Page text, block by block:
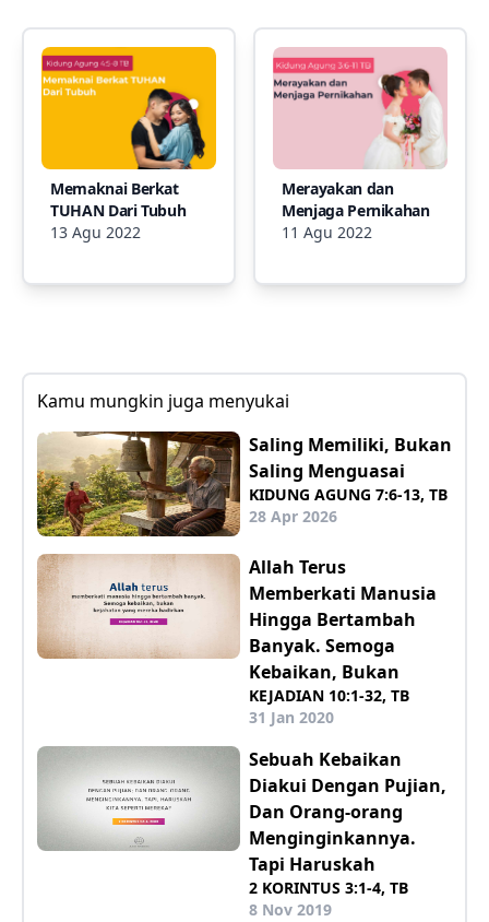
Memaknai Berkat
TUHAN Dari Tubuh
13 Agu 2022
Merayakan dan
Menjaga Pernikahan
11 Agu 2022
Kamu mungkin juga menyukai
Saling Memiliki, Bukan
Saling Menguasai
KIDUNG AGUNG 7:6-13, TB
28 Apr 2026
Allah Terus
Memberkati Manusia
Hingga Bertambah
Banyak. Semoga
Kebaikan, Bukan
KEJADIAN 10:1-32, TB
31 Jan 2020
Sebuah Kebaikan
Diakui Dengan Pujian,
Dan Orang-orang
Menginginkannya.
Tapi Haruskah
2 KORINTUS 3:1-4, TB
8 Nov 2019